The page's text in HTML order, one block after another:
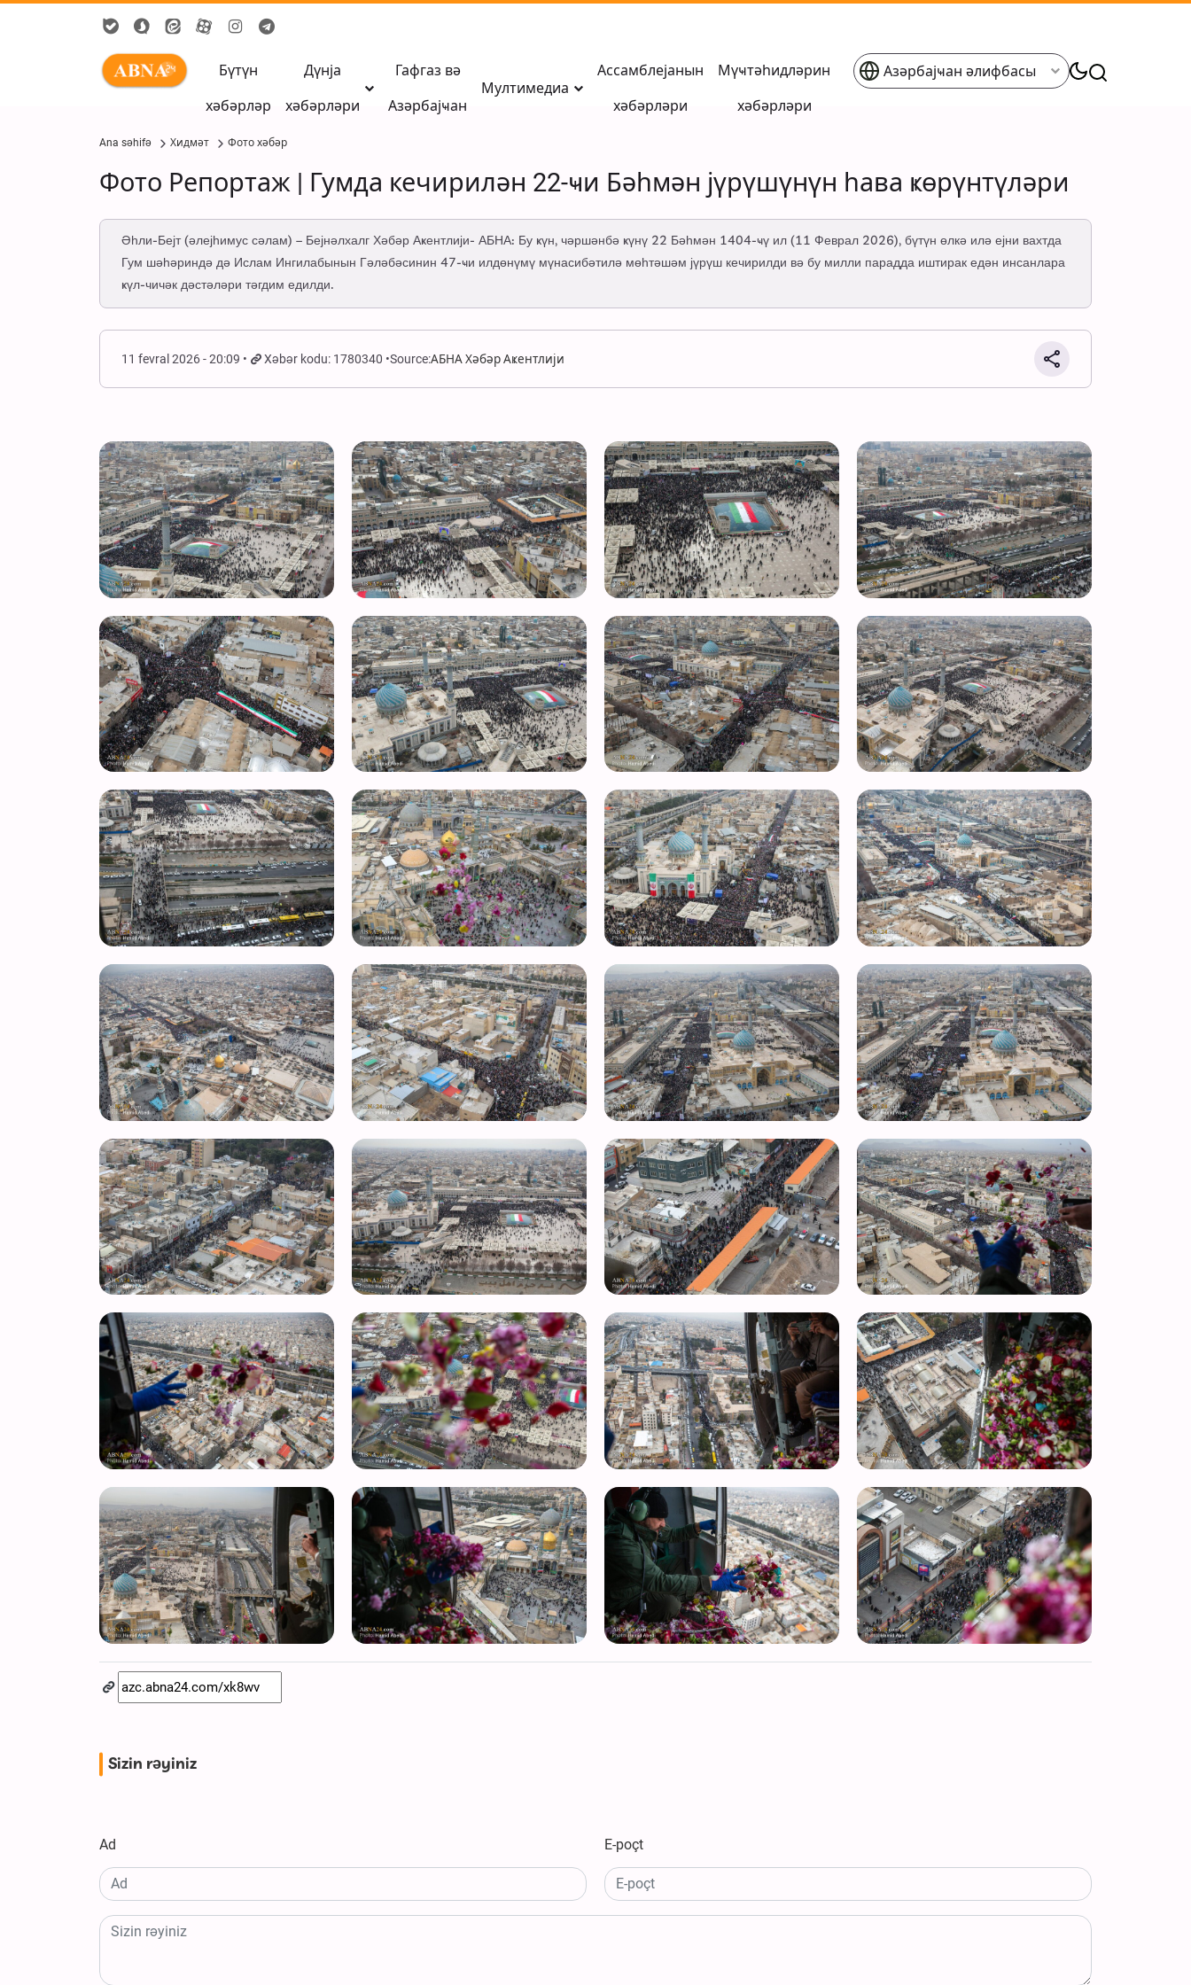
Бүтүн
хәбәрләр
Дүнја
хәбәрләри
Гафгаз вә
Азәрбајҹан
Мултимедиа
Ассамблејанын
хәбәрләри
Мүҹтәһидләрин
хәбәрләри
Азәрбајҹан әлифбасы
Ana səhifə Хидмәт Фото хәбәр
Фото Репортаж | Гумда кечирилән 22-ҹи Бәһмән јүрүшүнүн һава ҝөрүнтүләри
Әһли-Бејт (әлејһимус сәлам) – Бејнәлхалг Хәбәр Аҝентлији- АБНА: Бу ҝүн, чәршәнбә ҝүнү 22 Бәһмән 1404-ҹү ил (11 Феврал 2026), бүтүн өлкә илә ејни вахтда
Гум шәһәриндә дә Ислам Ингилабынын Гәләбәсинин 47-ҹи илдөнүмү мүнасибәтилә мөһтәшәм јүрүш кечирилди вә бу милли парадда иштирак едән инсанлара
ҝүл-чичәк дәстәләри тәгдим едилди.
11 fevral 2026 - 20:09 Xəbər kodu: 1780340 Source:АБНА Хәбәр Аҝентлији
Sizin rəyiniz
Ad E-poçt